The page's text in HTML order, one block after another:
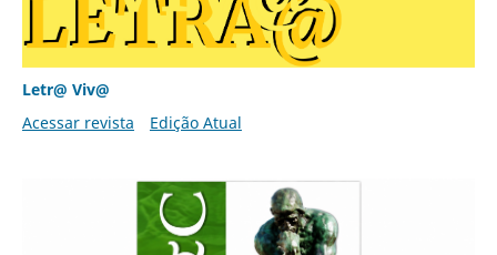
Letr@ Viv@
Acessar revista
Edição Atual